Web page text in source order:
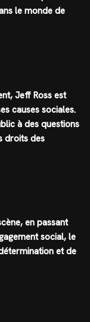
le monde de
Jeff Ross est
causes sociales.
à des questions
droits des
en passant
social, le
et de